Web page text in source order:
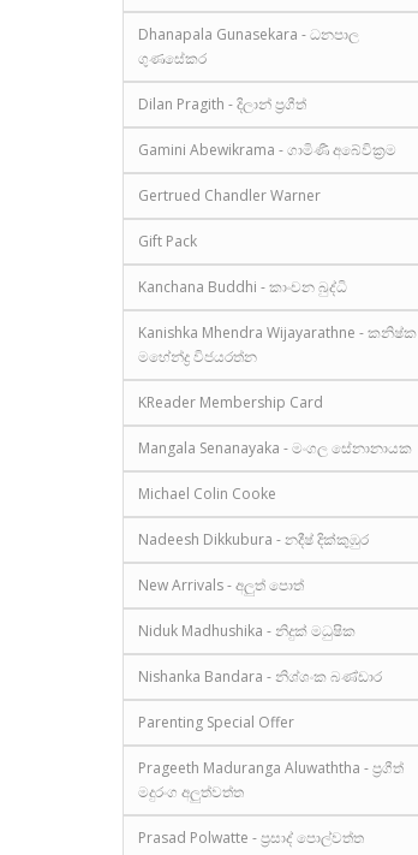
Dhanapala Gunasekara - ධනපාල
ගුණසේකර
Dilan Pragith - දිලාන් ප්‍රගීත්
Gamini Abewikrama - ගාමිණී අබේවික්‍රම
Gertrued Chandler Warner
Gift Pack
Kanchana Buddhi - කාංචන බුද්ධි
Kanishka Mhendra Wijayarathne - කනිෂ්ක
මහේන්ද්‍ර විජයරත්න
KReader Membership Card
Mangala Senanayaka - මංගල සේනානායක
Michael Colin Cooke
Nadeesh Dikkubura - නදීෂ් දික්කුඹුර
New Arrivals - අලුත් පොත්
Niduk Madhushika - නිදුක් මධුෂික
Nishanka Bandara - නිශ්ශංක බණ්ඩාර
Parenting Special Offer
Prageeth Maduranga Aluwaththa - ප්‍රගීත්
මදුරංග අලුත්වත්ත
Prasad Polwatte - ප්‍රසාද් පොල්වත්ත